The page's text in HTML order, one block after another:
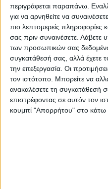
περιγράφεται παραπάνω.
για να αρνηθείτε να
πιο λεπτομερείς πληροφορίες
σας πριν συναινέσετε. Λάβετε
των προσωπικών σας
συγκατάθεσή σας, αλλά έχετε
την επεξεργασία. Οι
τον ιστότοπο. Μπορείτε να
ανακαλέσετε τη συγκατάθεσή
επιστρέφοντας σε αυτόν τον
κουμπί "Απορρήτου" στο κάτω
Βελτίωση της
ΓΣΕΕ
Βουλή: Απόλυτη
Δωράκια
Εις άγραν χρήματος και